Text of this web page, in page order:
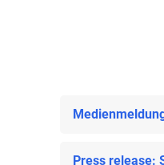
Press release: